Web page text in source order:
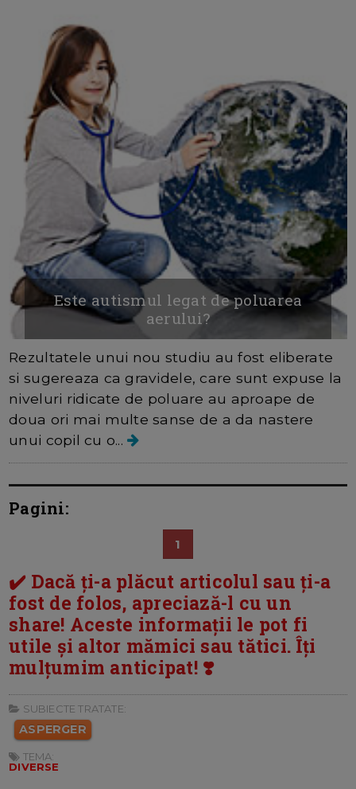
Este autismul legat de poluarea
aerului?
Rezultatele unui nou studiu au fost eliberate
si sugereaza ca gravidele, care sunt expuse la
niveluri ridicate de poluare au aproape de
doua ori mai multe sanse de a da nastere
unui copil cu o...
Pagini:
1
✔️ Dacă ți-a plăcut articolul sau ți-a
fost de folos, apreciază-l cu un
share! Aceste informații le pot fi
utile și altor mămici sau tătici. Îți
mulțumim anticipat! ❣️
SUBIECTE TRATATE:
ASPERGER
TEMA:
DIVERSE